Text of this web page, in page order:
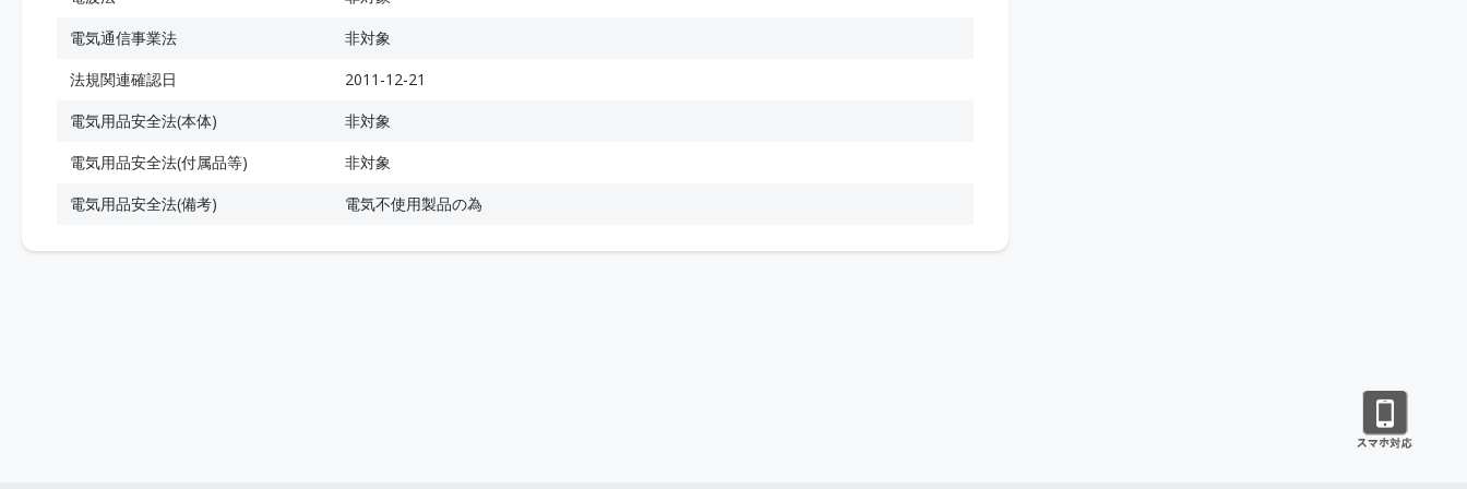
電気通信事業法
非対象
法規関連確認日
2011-12-21
電気用品安全法(本体)
非対象
電気用品安全法(付属品等)
非対象
電気用品安全法(備考)
電気不使用製品の為